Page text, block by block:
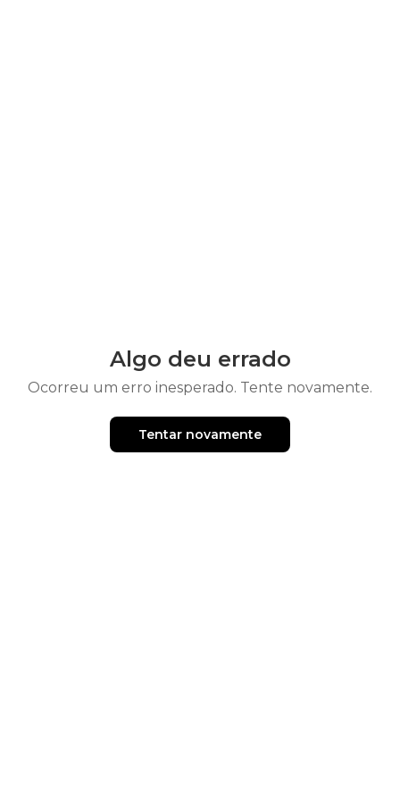
Algo deu errado
Ocorreu um erro inesperado. Tente novamente.
Tentar novamente